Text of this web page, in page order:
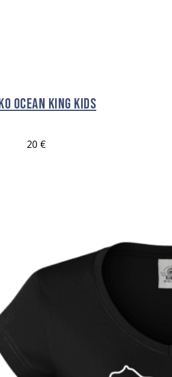
OCEAN King Kids
20 €